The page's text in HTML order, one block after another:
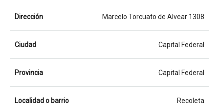
Dirección Marcelo Torcuato de Alvear 1308
Ciudad Capital Federal
Provincia Capital Federal
Localidad o barrio Recoleta